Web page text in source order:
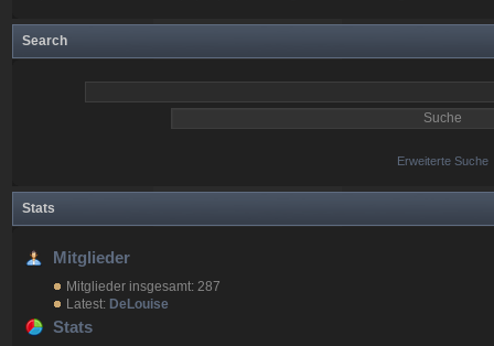
Search
Erweiterte Suche
Stats
Mitglieder
Mitglieder insgesamt: 287
Latest: DeLouise
Stats